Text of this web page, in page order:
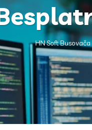
HN Soft Busovača